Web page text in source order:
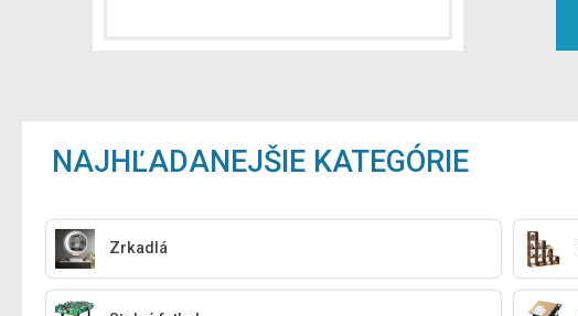
NAJHĽADANEJŠIE KATEGÓRIE
Zrkadlá